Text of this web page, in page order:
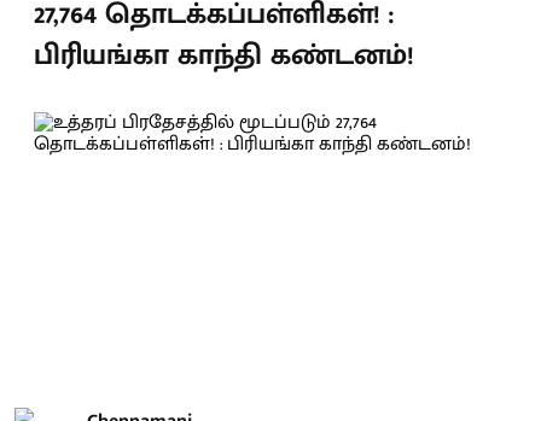
27,764 தொடக்கப்பள்ளிகள்! :
பிரியங்கா காந்தி கண்டனம்!